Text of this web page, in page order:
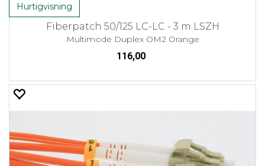
Hurtigvisning
Fiberpatch 50/125 LC-LC - 3 m LSZH
Multimode Duplex OM2 Orange
116,00